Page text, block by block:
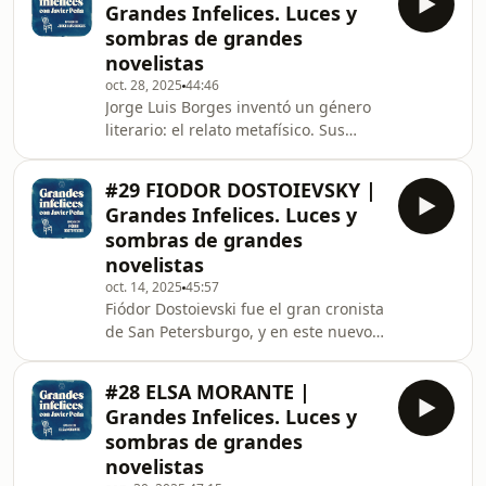
su marido robó primero la firma de
sus obras y más adelante sus
derechos sobre ellas.En este último
episodio de la sexta temporada de
Grandes Infelices analizaremos ese
robo de uno de los grandes éxitos
editoriales de Francia y ap
Grandes Infelices. Luces y
sombras de grandes
novelistas
oct. 28, 2025 44:46
Jorge Luis Borges inventó un género
literario: el relato metafísico. Sus
encuentran entre los más singulares
de la literatura del siglo XX. En este
nuevo episodio de Grandes Infelices
recorreremos junto a Borges el
camino que lo llevó a componer una
narrativa tan original. Un camino que
discurre en paralelo a los barrios y cu
#29 FIODOR DOSTOIEVSKY |
Grandes Infelices. Luces y
sombras de grandes
novelistas
oct. 14, 2025 45:57
Fiódor Dostoievski fue el gran cronista
de San Petersburgo, y en este nuevo
los Romanov, desde laelegante
Avenida Nevski hasta los bajos fondos
que inspiraron Crimen y
castigo.Viajaremos con él a Siberia
#28 ELSA MORANTE |
Grandes Infelices. Luces y
sombras de grandes
novelistas